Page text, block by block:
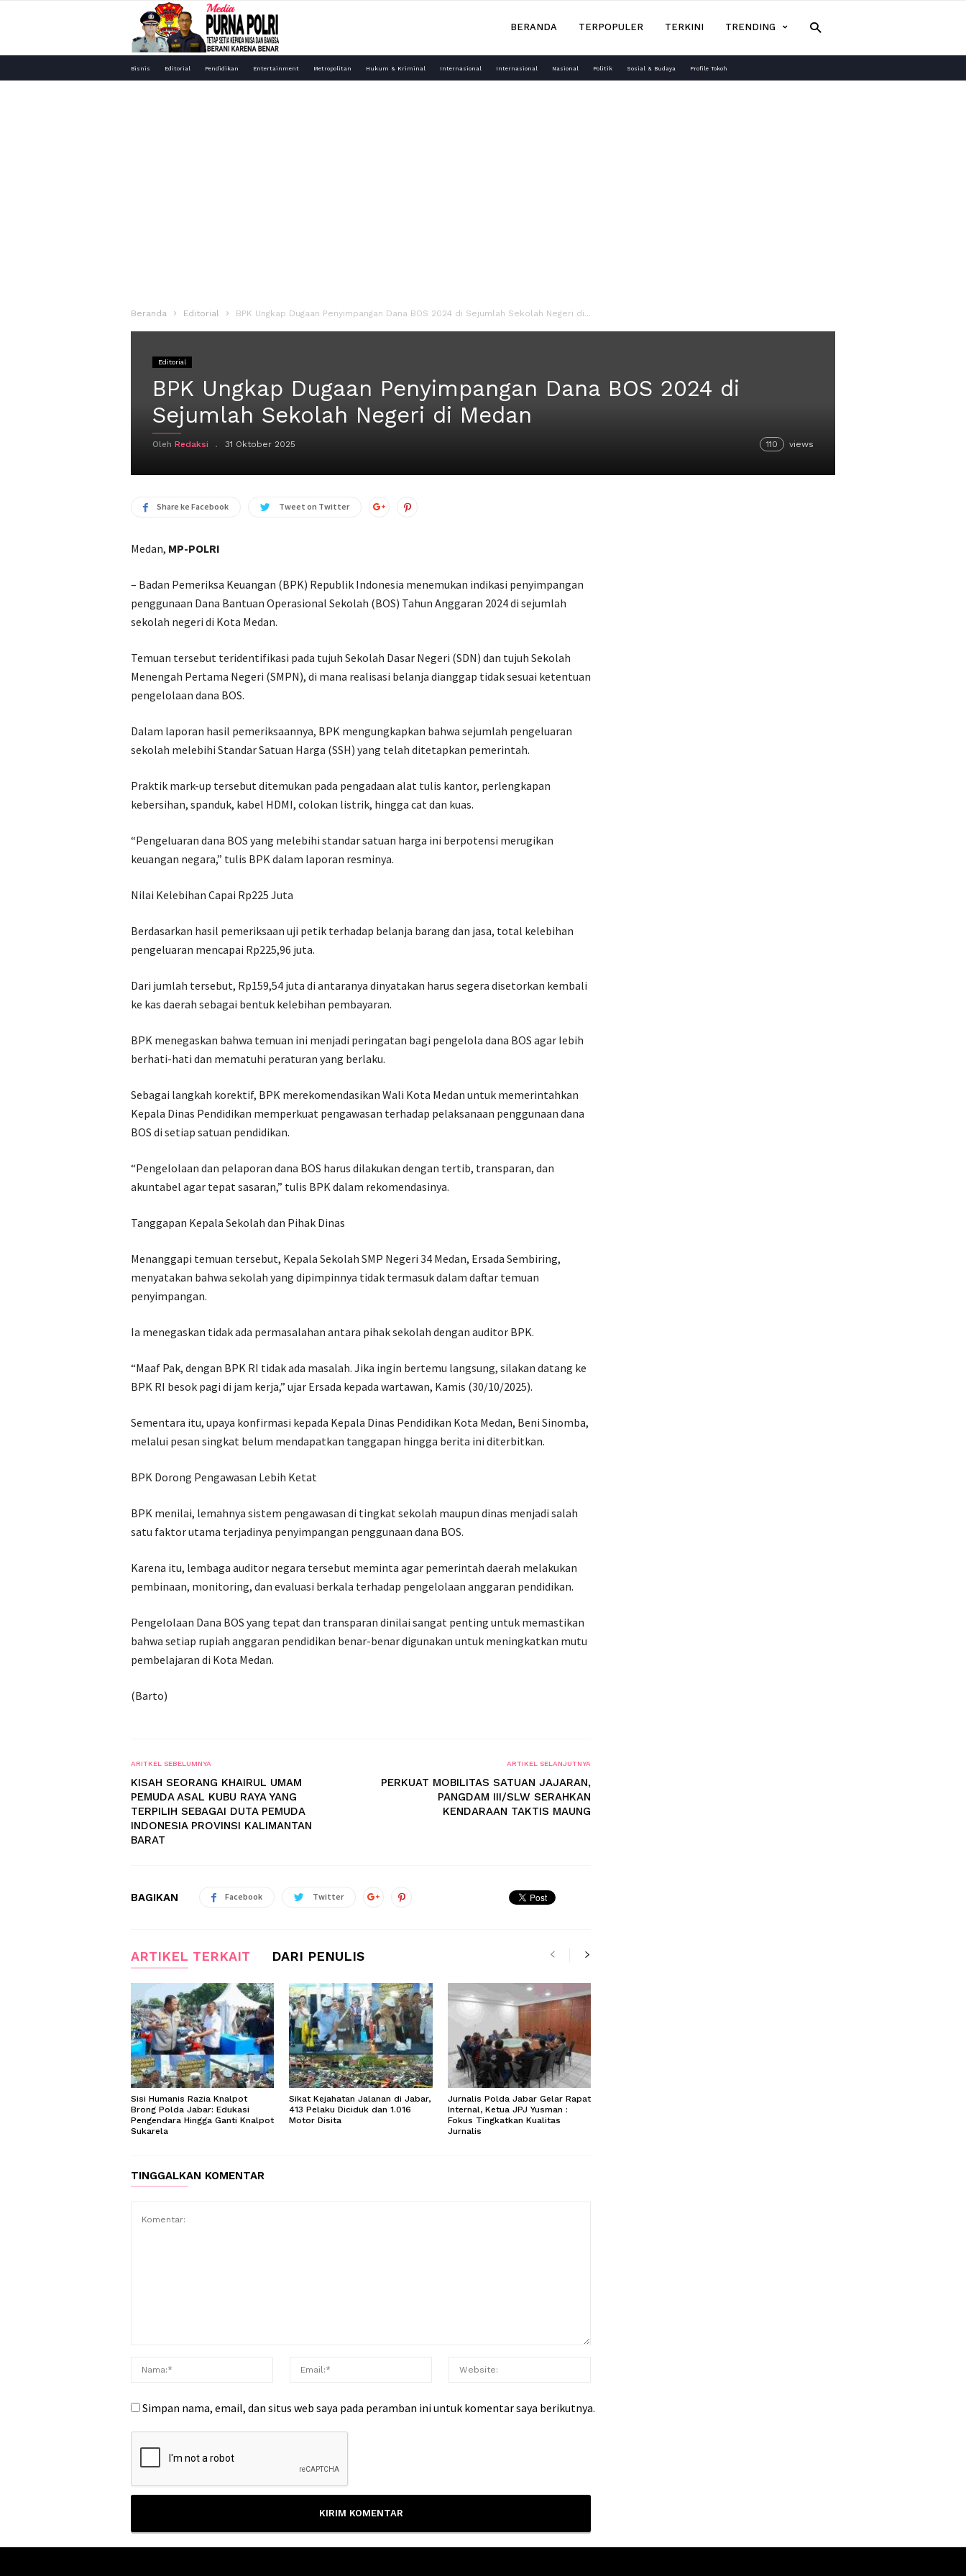
Purna
BERANDA TERPOPULER TERKINI TRENDING
Bisnis Editorial Pendidikan Entertainment Metropolitan Hukum & Kriminal Internasional Internasional Nasional Politik Sosial & Budaya Profile Tokoh
Beranda Editorial BPK Ungkap Dugaan Penyimpangan Dana BOS 2024 di Sejumlah Sekolah Negeri di...
Editorial
BPK Ungkap Dugaan Penyimpangan Dana BOS 2024 di
Sejumlah Sekolah Negeri di Medan
Oleh Redaksi 31 Oktober 2025 110 views
Share ke Facebook Tweet on Twitter
Medan, MP-POLRI
– Badan Pemeriksa Keuangan (BPK) Republik Indonesia menemukan indikasi penyimpangan
penggunaan Dana Bantuan Operasional Sekolah (BOS) Tahun Anggaran 2024 di sejumlah
sekolah negeri di Kota Medan.
Temuan tersebut teridentifikasi pada tujuh Sekolah Dasar Negeri (SDN) dan tujuh Sekolah
Menengah Pertama Negeri (SMPN), di mana realisasi belanja dianggap tidak sesuai ketentuan
pengelolaan dana BOS.
Dalam laporan hasil pemeriksaannya, BPK mengungkapkan bahwa sejumlah pengeluaran
sekolah melebihi Standar Satuan Harga (SSH) yang telah ditetapkan pemerintah.
Praktik mark-up tersebut ditemukan pada pengadaan alat tulis kantor, perlengkapan
kebersihan, spanduk, kabel HDMI, colokan listrik, hingga cat dan kuas.
“Pengeluaran dana BOS yang melebihi standar satuan harga ini berpotensi merugikan
keuangan negara,” tulis BPK dalam laporan resminya.
Nilai Kelebihan Capai Rp225 Juta
Berdasarkan hasil pemeriksaan uji petik terhadap belanja barang dan jasa, total kelebihan
pengeluaran mencapai Rp225,96 juta.
Dari jumlah tersebut, Rp159,54 juta di antaranya dinyatakan harus segera disetorkan kembali
ke kas daerah sebagai bentuk kelebihan pembayaran.
BPK menegaskan bahwa temuan ini menjadi peringatan bagi pengelola dana BOS agar lebih
berhati-hati dan mematuhi peraturan yang berlaku.
Sebagai langkah korektif, BPK merekomendasikan Wali Kota Medan untuk memerintahkan
Kepala Dinas Pendidikan memperkuat pengawasan terhadap pelaksanaan penggunaan dana
BOS di setiap satuan pendidikan.
“Pengelolaan dan pelaporan dana BOS harus dilakukan dengan tertib, transparan, dan
akuntabel agar tepat sasaran,” tulis BPK dalam rekomendasinya.
Tanggapan Kepala Sekolah dan Pihak Dinas
Menanggapi temuan tersebut, Kepala Sekolah SMP Negeri 34 Medan, Ersada Sembiring,
menyatakan bahwa sekolah yang dipimpinnya tidak termasuk dalam daftar temuan
penyimpangan.
Ia menegaskan tidak ada permasalahan antara pihak sekolah dengan auditor BPK.
“Maaf Pak, dengan BPK RI tidak ada masalah. Jika ingin bertemu langsung, silakan datang ke
BPK RI besok pagi di jam kerja,” ujar Ersada kepada wartawan, Kamis (30/10/2025).
Sementara itu, upaya konfirmasi kepada Kepala Dinas Pendidikan Kota Medan, Beni Sinomba,
melalui pesan singkat belum mendapatkan tanggapan hingga berita ini diterbitkan.
BPK Dorong Pengawasan Lebih Ketat
BPK menilai, lemahnya sistem pengawasan di tingkat sekolah maupun dinas menjadi salah
satu faktor utama terjadinya penyimpangan penggunaan dana BOS.
Karena itu, lembaga auditor negara tersebut meminta agar pemerintah daerah melakukan
pembinaan, monitoring, dan evaluasi berkala terhadap pengelolaan anggaran pendidikan.
Pengelolaan Dana BOS yang tepat dan transparan dinilai sangat penting untuk memastikan
bahwa setiap rupiah anggaran pendidikan benar-benar digunakan untuk meningkatkan mutu
pembelajaran di Kota Medan.
(Barto)
ARITKEL SEBELUMNYA
KISAH SEORANG KHAIRUL UMAM
PEMUDA ASAL KUBU RAYA YANG
TERPILIH SEBAGAI DUTA PEMUDA
INDONESIA PROVINSI KALIMANTAN
BARAT
ARTIKEL SELANJUTNYA
PERKUAT MOBILITAS SATUAN JAJARAN,
PANGDAM III/SLW SERAHKAN
KENDARAAN TAKTIS MAUNG
BAGIKAN Facebook Twitter
ARTIKEL TERKAIT DARI PENULIS
Sisi Humanis Razia Knalpot
Brong Polda Jabar: Edukasi
Pengendara Hingga Ganti Knalpot
Sukarela
Sikat Kejahatan Jalanan di Jabar,
413 Pelaku Diciduk dan 1.016
Motor Disita
Jurnalis Polda Jabar Gelar Rapat
Internal, Ketua JPJ Yusman :
Fokus Tingkatkan Kualitas
Jurnalis
TINGGALKAN KOMENTAR
Simpan nama, email, dan situs web saya pada peramban ini untuk komentar saya berikutnya.